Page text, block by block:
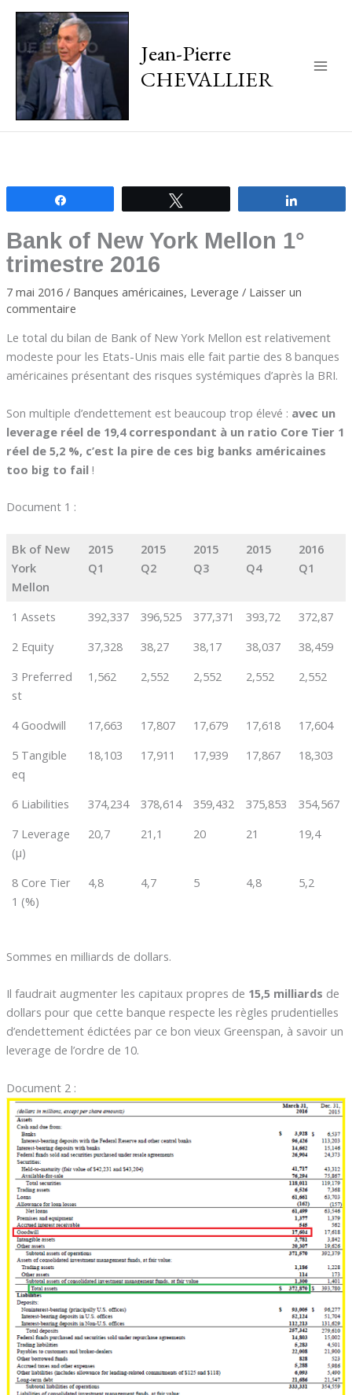
Jean-Pierre
CHEVALLIER
Bank of New York Mellon 1°
trimestre 2016
7 mai 2016 / Banques américaines, Leverage / Laisser un
commentaire
Le total du bilan de Bank of New York Mellon est relativement
modeste pour les Etats-Unis mais elle fait partie des 8 banques
américaines présentant des risques systémiques d’après la BRI.
Son multiple d’endettement est beaucoup trop élevé : avec un
leverage réel de 19,4 correspondant à un ratio Core Tier 1
réel de 5,2 %, c’est la pire de ces big banks américaines
too big to fail !
Document 1 :
Bk of New
York
Mellon
2015
Q1
2015
Q2
2015
Q3
2015
Q4
2016
Q1
1 Assets 392,337 396,525 377,371 393,72
372,87
2 Equity
37,328 38,27 38,17 38,037
38,459
3 Preferred
st
1,562 2,552 2,552 2,552 2,552
4 Goodwill 17,663 17,807 17,679 17,618
17,604
5 Tangible
eq
18,103 17,911 17,939 17,867 18,303
6 Liabilities 374,234 378,614 359,432 375,853
354,567
7 Leverage
(µ)
20,7 21,1 20 21 19,4
8 Core Tier
1 (%)
4,8 4,7 5 4,8 5,2
Sommes en milliards de dollars.
Il faudrait augmenter les capitaux propres de 15,5 milliards de
dollars pour que cette banque respecte les règles prudentielles
d’endettement édictées par ce bon vieux Greenspan, à savoir un
leverage de l’ordre de 10.
Document 2 :